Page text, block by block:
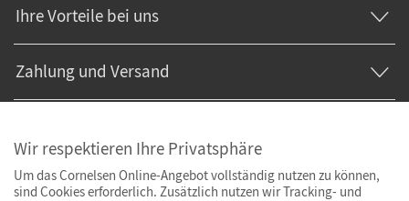
Ihre Vorteile bei uns
Zahlung und Versand
Wir respektieren Ihre Privatsphäre
Um das Cornelsen Online-Angebot vollständig nutzen zu können,
sind Cookies erforderlich. Zusätzlich nutzen wir Tracking- und